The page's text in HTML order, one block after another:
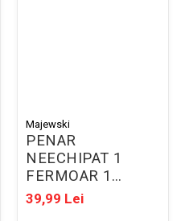
Majewski
PENAR
NEECHIPAT 1
FERMOAR 1
EXTENSIE
ST.RIGHT PC-01
39,99 Lei